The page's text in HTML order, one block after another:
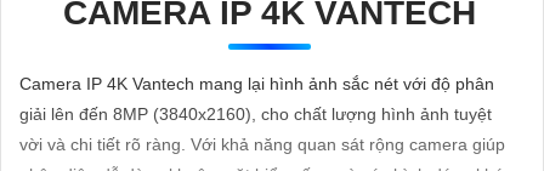
TƯ
VẤN
LẮP
CAMERA IP 4K VANTECH
Camera IP 4K Vantech mang lại hình ảnh sắc nét với độ phân
giải lên đến 8MP (3840x2160), cho chất lượng hình ảnh tuyệt
vời và chi tiết rõ ràng. Với khả năng quan sát rộng camera giúp